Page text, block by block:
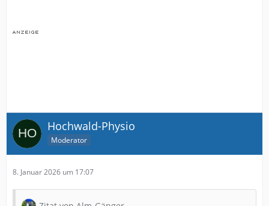
Hochwald-Physio
Moderator
8. Januar 2026 um 17:07